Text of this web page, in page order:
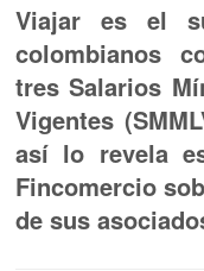
Viajar es el
colombianos
tres Salarios
Vigentes
así lo revela
Fincomercio
de sus